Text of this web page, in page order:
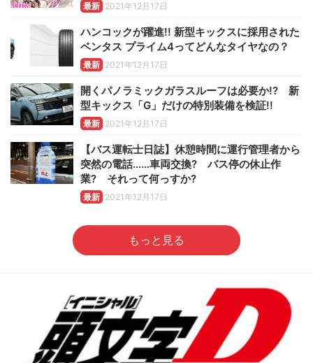
最新 2021年12月17日
ハンコックが躍進!! 新型キックスに採用された
ベンタス プライム4ってどんなタイヤなの？
最新 2021年12月17日
開くパノラミックガラスルーフは必要か!? 新
型キックス「G」だけの特別装備を検証!!
最新 2021年12月17日
【バス運転士日誌】休憩時間に運行管理者から
突然の電話……車両交換? バス停の休止作
業? それって何っすか?
最新 2021年12月17日
もっと見る